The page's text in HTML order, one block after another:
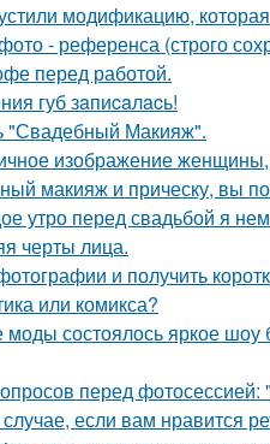
модификацию,
- референса (строго
перед работой.
губ зaпиcaлacь!
"Свадебный Макияж".
изображение
макияж и прическу, вы
утро перед свадьбой я
черты лица.
и получить
или комикса?
состоялось яркое
перед фотосессией:
если вам нравится